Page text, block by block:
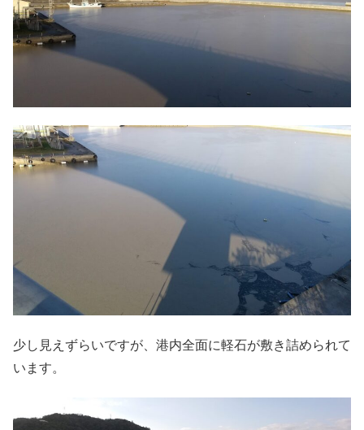
少し見えずらいですが、港内全面に軽石が敷き詰められて
います。